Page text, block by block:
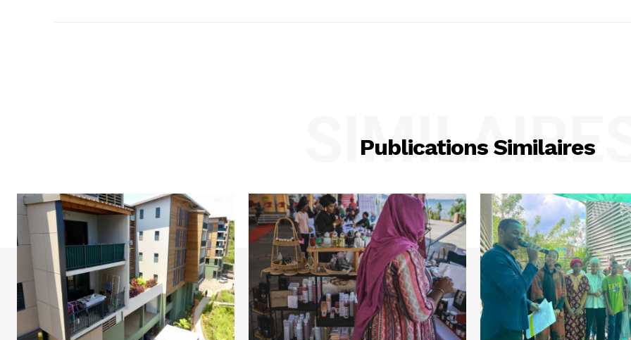
Publications Similaires